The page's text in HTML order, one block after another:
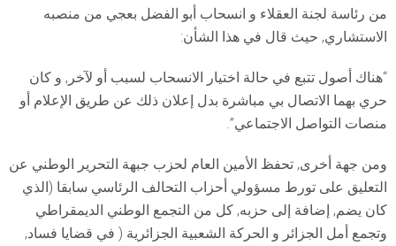
من رئاسة لجنة العقلاء و انسحاب أبو الفضل بعجي من منصبه
الاستشاري, حيث قال في هذا الشأن:
“هناك أصول تتبع في حالة اختيار الانسحاب لسبب أو لآخر, و كان
حري بهما الاتصال بي مباشرة بدل إعلان ذلك عن طريق الإعلام أو
منصات التواصل الاجتماعي”.
ومن جهة أخرى, تحفظ الأمين العام لحزب جبهة التحرير الوطني عن
التعليق على تورط مسؤولي أحزاب التحالف الرئاسي سابقا (الذي
كان يضم, إضافة إلى حزبه, كل من التجمع الوطني الديمقراطي
وتجمع أمل الجزائر و الحركة الشعبية الجزائرية ( في قضايا فساد,